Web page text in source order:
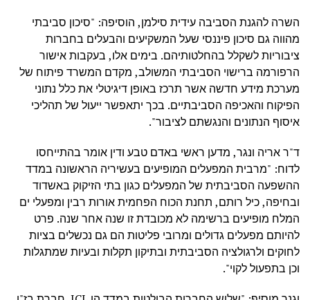
השרה להגנת הסביבה עידית סילמן, הוסיפה: "סיכון סביבתי
מהווה גם סיכון פיננסי שעל המשקיעים והבעלים בחברות
ציבוריות לשקלל בהחלטותיהם. בימים אלו, בעקבות אישור
הרפורמה ברישוי הסביבתי המשולב, מקדם המשרד פיתוח של
מערכת מידע חדשה אשר תרכז באופן דיגיטלי את כלל נתוני
הפיקוח והאכיפה הסביבתיים. בכך יתאפשר ייעול של תהליכי
איסוף הנתונים והנגשתם לציבור".
ד"ר אריה ונגר, מדען ראשי באדם טבע ודין אומר בהתייחסו
לדוח: "מרבית המפעלים המופיעים בעשיריה הראשונה במדד
ההשפעה הסביבתית של המפעלים כגון בתי הזיקוק באשדוד
ובחיפה, כיל רותם, תחנת הכוח הפחמית אורות רבין ומפעלי ים
המלח מופיעים ברשימה לא מכובדת זו שנה אחר שנה. פרט
להיותם מפעלים גדולים ומרובי פליטות הם גם נכשלים בציות
לחוקים ולרגולציה הסביבתית ובתיקון תקלות ובעיות שמתגלות
וכן בתפעול לקוי".